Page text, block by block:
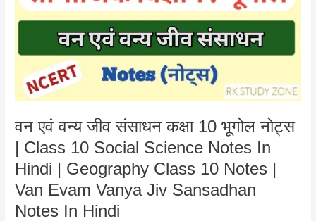
वन एवं वन्य जीव संसाधन कक्षा 10 भूगोल नोट्स
| Class 10 Social Science Notes In
Hindi | Geography Class 10 Notes |
Van Evam Vanya Jiv Sansadhan
Notes In Hindi
संसाधन
कक्षा
भूगोल
नोट्स
Class
Social
Science
Notes
Hindi